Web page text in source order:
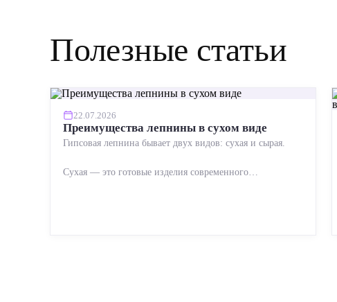
Полезные статьи
22.07.2026
Преимущества лепнины в сухом виде
Гипсовая лепнина бывает двух видов: сухая и сырая.
Сухая — это готовые изделия современного